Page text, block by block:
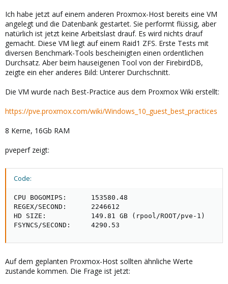
Ich habe jetzt auf einem anderen Proxmox-Host bereits eine VM
angelegt und die Datenbank gestartet. Sie performt flüssig, aber
natürlich ist jetzt keine Arbeitslast drauf. Es wird nichts drauf
gemacht. Diese VM liegt auf einem Raid1 ZFS. Erste Tests mit
diversen Benchmark-Tools bescheinigten einen ordentlichen
Durchsatz. Aber beim hauseigenen Tool von der FirebirdDB,
zeigte ein eher anderes Bild: Unterer Durchschnitt.
Die VM wurde nach Best-Practice aus dem Proxmox Wiki erstellt:
https://pve.proxmox.com/wiki/Windows_10_guest_best_practices
8 Kerne, 16Gb RAM
pveperf zeigt:
Code:
CPU BOGOMIPS:      153580.48
REGEX/SECOND:      2246612
HD SIZE:           149.81 GB (rpool/ROOT/pve-1)
FSYNCS/SECOND:     4290.53
Auf dem geplanten Proxmox-Host sollten ähnliche Werte
zustande kommen. Die Frage ist jetzt: